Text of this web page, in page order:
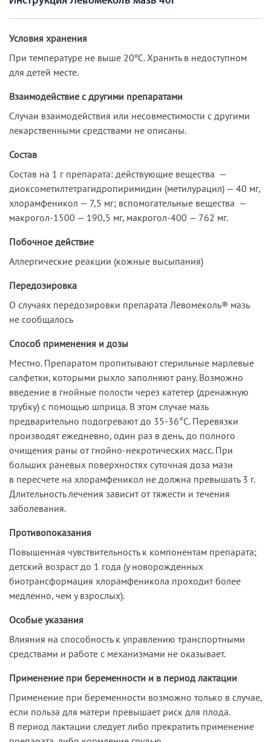
Условия хранения
При температуре не выше 20ºС. Хранить в недоступном
для детей месте.
Взаимодействие с другими препаратами
Случаи взаимодействия или несовместимости с другими
лекарственными средствами не описаны.
Состав
Состав на 1 г препарата: действующие вещества —
диоксометилтетрагидропиримидин (метилурацил) — 40 мг,
хлорамфеникол — 7,5 мг; вспомогательные вещества —
макрогол-1500 — 190,5 мг, макрогол-400 — 762 мг.
Побочное действие
Аллергические реакции (кожные высыпания)
Передозировка
О случаях передозировки препарата Левомеколь® мазь
не сообщалось
Способ применения и дозы
Местно. Препаратом пропитывают стерильные марлевые
салфетки, которыми рыхло заполняют рану. Возможно
введение в гнойные полости через катетер (дренажную
трубку) с помощью шприца. В этом случае мазь
предварительно подогревают до 35-36°С. Перевязки
производят ежедневно, один раз в день, до полного
очищения раны от гнойно-некротических масс. При
больших раневых поверхностях суточная доза мази
в пересчете на хлорамфеникол не должна превышать 3 г.
Длительность лечения зависит от тяжести и течения
заболевания.
Противопоказания
Повышенная чувствительность к компонентам препарата;
детский возраст до 1 года (у новорожденных
биотрансформация хлорамфеникола проходит более
медленно, чем у взрослых).
Особые указания
Влияния на способность к управлению транспортными
средствами и работе с механизмами не оказывает.
Применение при беременности и в период лактации
Применение при беременности возможно только в случае,
если польза для матери превышает риск для плода.
В период лактации следует либо прекратить применение